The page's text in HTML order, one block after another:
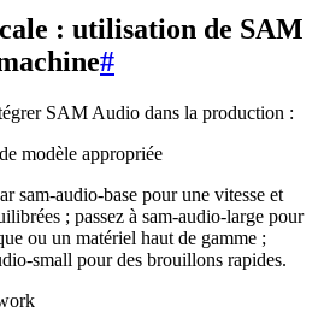
: utilisation de SAM
#
SAM Audio dans la production :
modèle appropriée
sam-audio-base pour une vitesse et
; passez à sam-audio-large pour
ou un matériel haut de gamme ;
small pour des brouillons rapides.